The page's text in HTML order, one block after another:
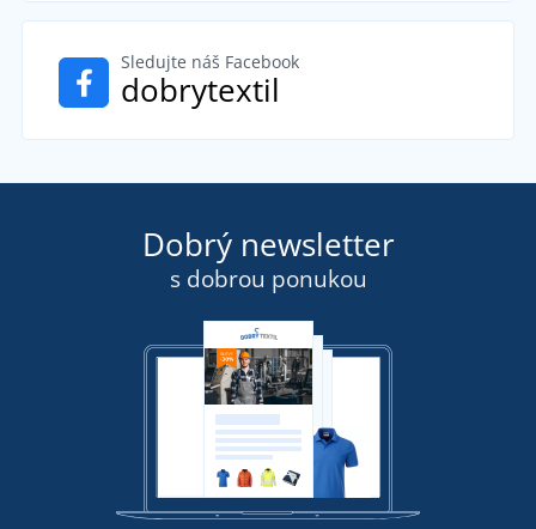
Sledujte náš Facebook
dobrytextil
Dobrý newsletter
s dobrou ponukou